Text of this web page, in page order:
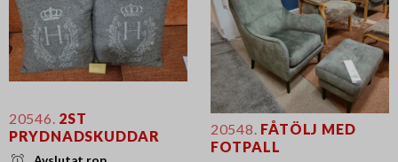
20546. 2ST
PRYDNADSKUDDAR
20548. FÅTÖLJ MED
FOTPALL